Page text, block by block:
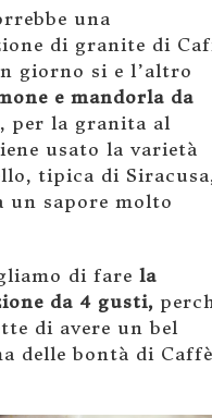
una
di granite di
giorno si e l’altro
e mandorla da
, per la granita al
usato la varietà
tipica di
un sapore molto
di fare la
da 4 gusti,
di avere un bel
delle bontà di Caffè